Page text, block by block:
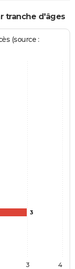
tranche d'âges
(source :
3
3 4